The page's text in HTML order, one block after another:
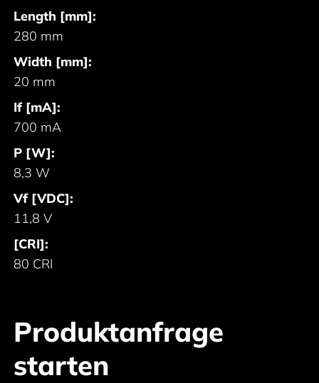
Length [mm]:
280 mm
Width [mm]:
20 mm
If [mA]:
700 mA
P [W]:
8,3 W
Vf [VDC]:
11,8 V
[CRI]:
80 CRI
Produktanfrage
starten